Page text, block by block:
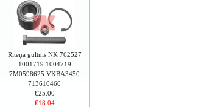
Riteņa gultnis NK 762527
1001719 1004719
7M0598625 VKBA3450
713610460
€25.00
€18.04